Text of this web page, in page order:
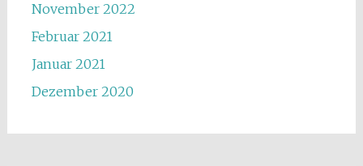
November 2022
Februar 2021
Januar 2021
Dezember 2020